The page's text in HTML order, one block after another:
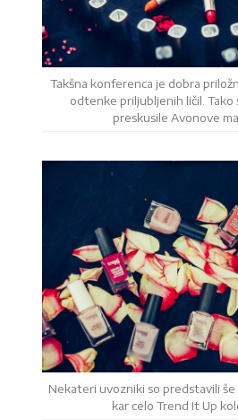
Takšna konferenca je dobra
odtenke priljubljenih ličil. Tako
preskusile Avonove
Nekateri uvozniki so predstavili
kar celo Trend It Up